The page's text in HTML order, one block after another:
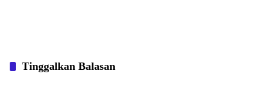
Tinggalkan Balasan